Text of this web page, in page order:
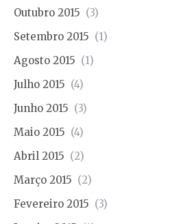
Outubro 2015 (3)
Setembro 2015 (1)
Agosto 2015 (1)
Julho 2015 (4)
Junho 2015 (3)
Maio 2015 (4)
Abril 2015 (2)
Março 2015 (2)
Fevereiro 2015 (3)